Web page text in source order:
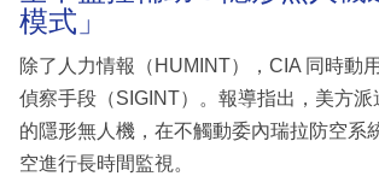
模式」
除了人力情報（HUMINT），CIA 同時動
偵察手段（SIGINT）。報導指出，美方派
的隱形無人機，在不觸動委內瑞拉防空系
空進行長時間監視。